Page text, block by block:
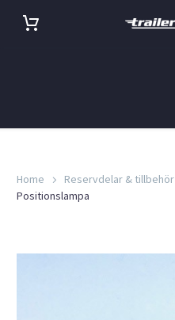
Home Reservdelar & tillbehör
Positionslampa